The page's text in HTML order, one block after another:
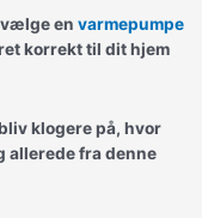
vælge envarmepumpe
korrekt til dit hjem
klogere på, hvor
allerede fra denne